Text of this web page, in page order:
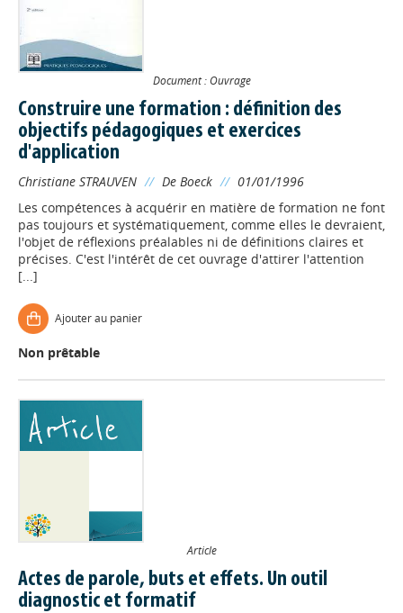
Document : Ouvrage
Construire une formation : définition des
objectifs pédagogiques et exercices
d'application
Christiane STRAUVEN // De Boeck // 01/01/1996
Les compétences à acquérir en matière de formation ne font
pas toujours et systématiquement, comme elles le devraient,
l'objet de réflexions préalables ni de définitions claires et
précises. C'est l'intérêt de cet ouvrage d'attirer l'attention
[...]
Ajouter au panier
Non prêtable
Article
Actes de parole, buts et effets. Un outil
diagnostic et formatif